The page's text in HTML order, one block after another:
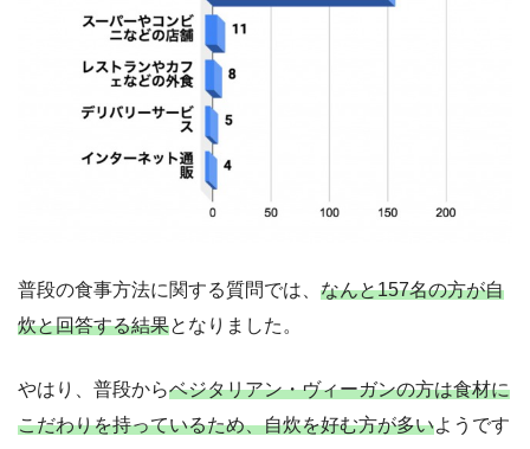
普段の食事方法に関する質問では、 なんと157名の方が自
炊と回答する結果となりました。
やはり、普段からベジタリアン・ヴィーガンの方は食材に
こだわりを持っているため、自炊を好む方が多いようです